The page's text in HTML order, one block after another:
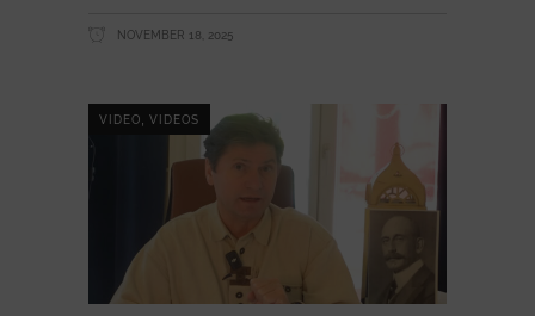
NOVEMBER 18, 2025
VIDEO VIDEOS